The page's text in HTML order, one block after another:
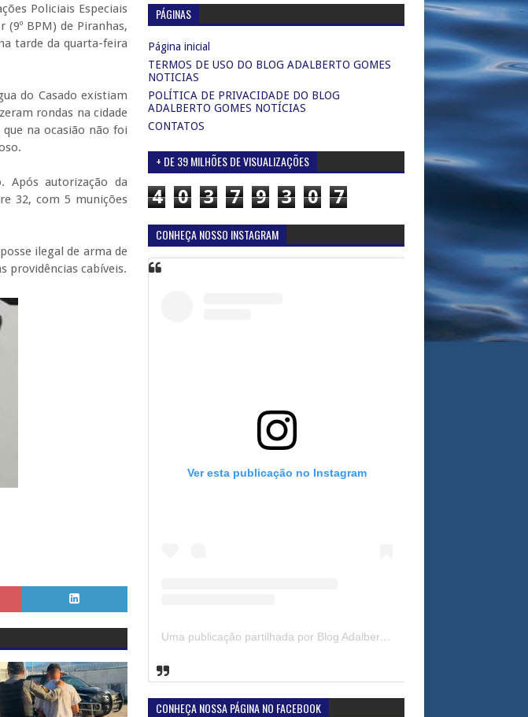
Policiais Especiais
(9º BPM) de Piranhas,
tarde da quarta-feira
do Casado existiam
rondas na cidade
na ocasião não foi
autorização da
32, com 5 munições
ilegal de arma de
providências cabíveis.
PÁGINAS
Página inicial
TERMOS DE USO DO BLOG ADALBERTO GOMES
NOTICIAS
POLÍTICA DE PRIVACIDADE DO BLOG
ADALBERTO GOMES NOTÍCIAS
CONTATOS
+ DE 39 MILHÕES DE VISUALIZAÇÕES
4 0 3 7 9 3 0 7
CONHEÇA NOSSO INSTAGRAM
Ver esta publicação no Instagram
Uma publicação partilhada por Blog Adalberto Gomes Noticias (@blogadalbertogomesnoticiass)
CONHEÇA NOSSA PÁGINA NO FACEBOOK